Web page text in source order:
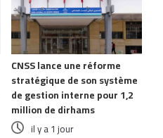
CNSS lance une réforme
stratégique de son système
de gestion interne pour 1,2
million de dirhams
il y a 1 jour